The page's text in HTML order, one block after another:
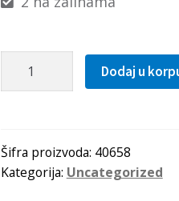
Hilzna
količina
Dodaj u
Šifra proizvoda: 40658
Kategorija: Uncategorized